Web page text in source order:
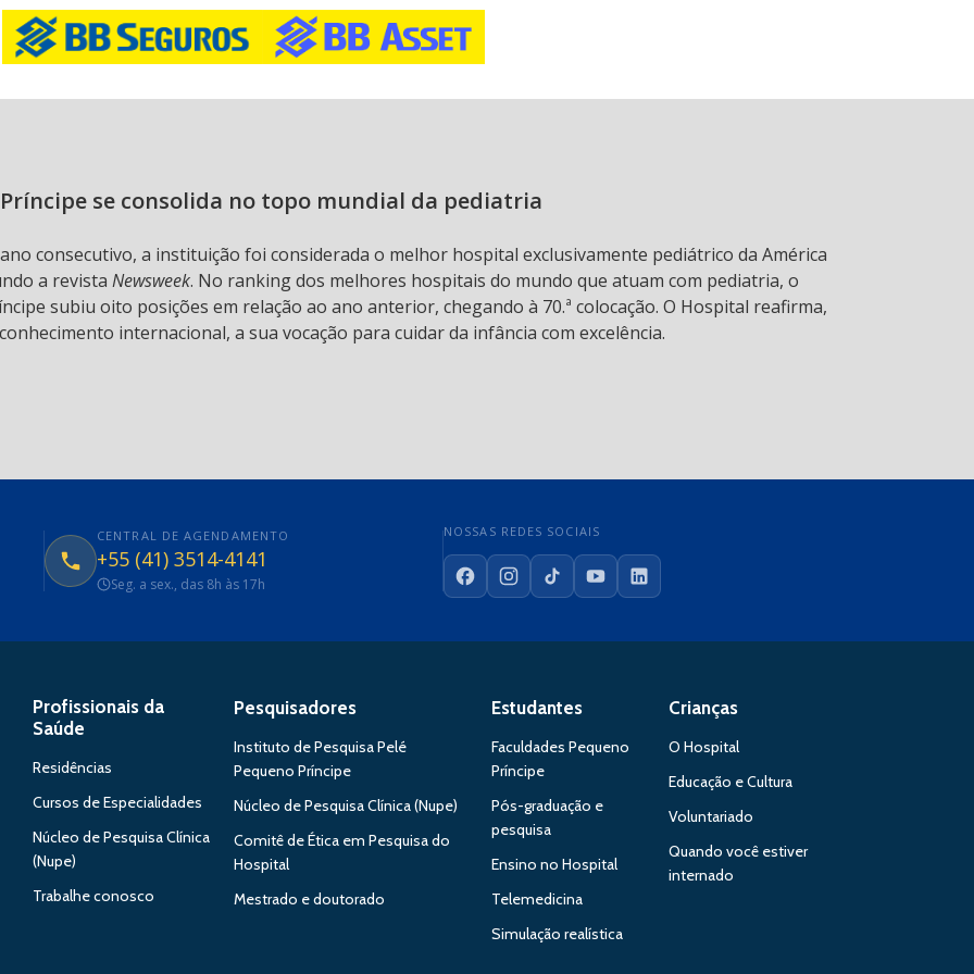
se consolida no topo mundial da pediatria
consecutivo, a instituição foi considerada o melhor hospital exclusivamente pediátrico da América
a revista Newsweek. No ranking dos melhores hospitais do mundo que atuam com pediatria, o
subiu oito posições em relação ao ano anterior, chegando à 70.ª colocação. O Hospital reafirma,
internacional, a sua vocação para cuidar da infância com excelência.
CENTRAL DE AGENDAMENTO
+55 (41) 3514-4141
Seg. a sex., das 8h às 17h
NOSSAS REDES SOCIAIS
FacebookInstagram
TikTokYouTubeLinkedIn
Profissionais da
Saúde
Residências
Cursos de Especialidades
Núcleo de Pesquisa Clínica
(Nupe)
Trabalhe conosco
Pesquisadores
Instituto de Pesquisa Pelé
Pequeno Príncipe
Núcleo de Pesquisa Clínica (Nupe)
Comitê de Ética em Pesquisa do
Hospital
Mestrado e doutorado
Estudantes
Faculdades Pequeno
Príncipe
Pós-graduação e
pesquisa
Ensino no Hospital
Telemedicina
Simulação realística
Crianças
O Hospital
Educação e Cultura
Voluntariado
Quando você estiver
internado